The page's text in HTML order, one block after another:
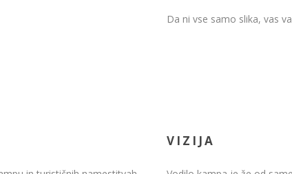
Da ni vse samo slika, vas
VIZIJA